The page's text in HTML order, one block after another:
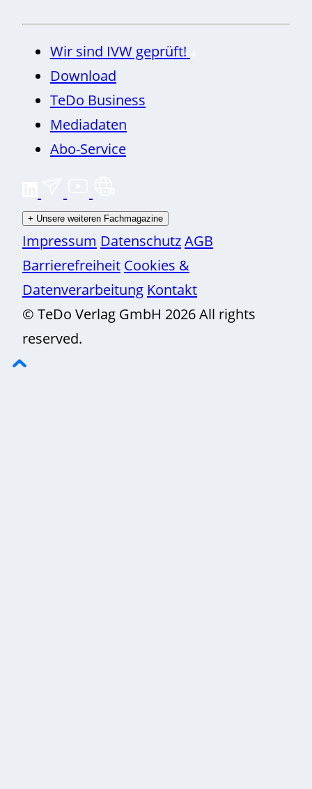
Wir sind IVW geprüft!
Download
TeDo Business
Mediadaten
Abo-Service
+ Unsere weiteren Fachmagazine
Impressum DatenschutzAGB
Barrierefreiheit Cookies &
Datenverarbeitung Kontakt
© TeDo Verlag GmbH 2026 All rights
reserved.